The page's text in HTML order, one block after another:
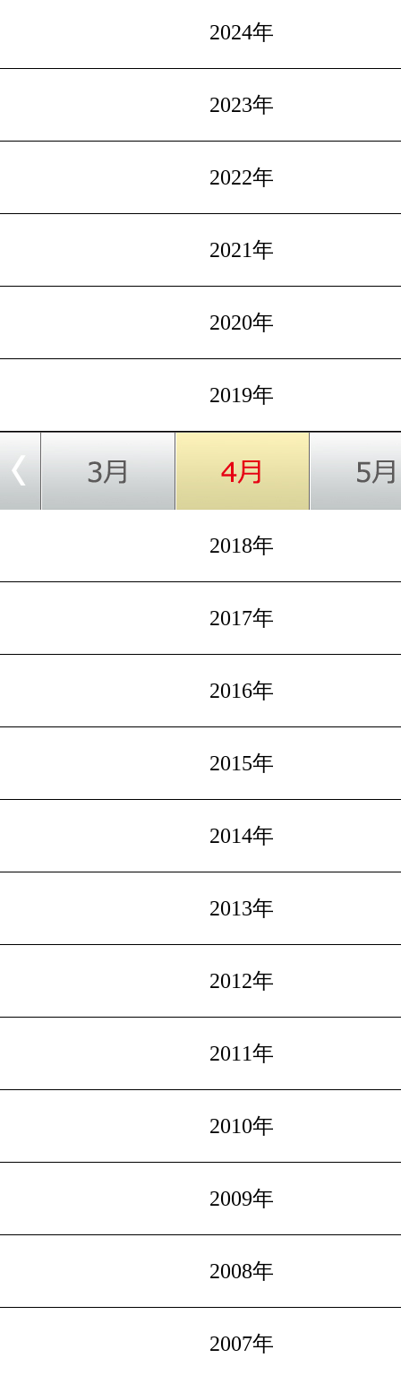
2024年
2023年
2022年
2021年
2020年
2019年
2018年
2017年
2016年
2015年
2014年
2013年
2012年
2011年
2010年
2009年
2008年
2007年